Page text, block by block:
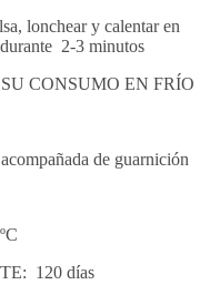
lonchear y calentar en
2-3 minutos
CONSUMO EN FRÍO
de guarnición
120 días